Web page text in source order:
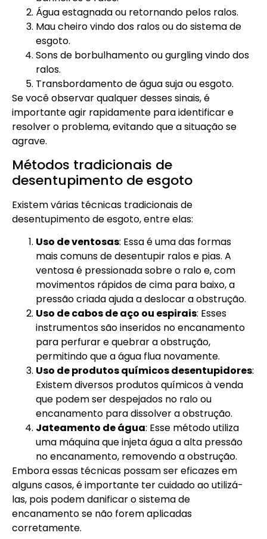
Água estagnada ou retornando pelos ralos.
Mau cheiro vindo dos ralos ou do sistema de
esgoto.
Sons de borbulhamento ou gurgling vindo dos
ralos.
Transbordamento de água suja ou esgoto.
Se você observar qualquer desses sinais, é
importante agir rapidamente para identificar e
resolver o problema, evitando que a situação se
agrave.
Métodos tradicionais de
desentupimento de esgoto
Existem várias técnicas tradicionais de
desentupimento de esgoto, entre elas:
Uso de ventosas: Essa é uma das formas
mais comuns de desentupir ralos e pias. A
ventosa é pressionada sobre o ralo e, com
movimentos rápidos de cima para baixo, a
pressão criada ajuda a deslocar a obstrução.
Uso de cabos de aço ou espirais: Esses
instrumentos são inseridos no encanamento
para perfurar e quebrar a obstrução,
permitindo que a água flua novamente.
Uso de produtos químicos desentupidores:
Existem diversos produtos químicos à venda
que podem ser despejados no ralo ou
encanamento para dissolver a obstrução.
Jateamento de água: Esse método utiliza
uma máquina que injeta água a alta pressão
no encanamento, removendo a obstrução.
Embora essas técnicas possam ser eficazes em
alguns casos, é importante ter cuidado ao utilizá-
las, pois podem danificar o sistema de
encanamento se não forem aplicadas
corretamente.